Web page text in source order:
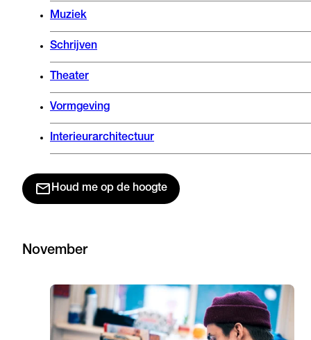
Muziek
Schrijven
Theater
Vormgeving
Interieurarchitectuur
Houd me op de hoogte
November